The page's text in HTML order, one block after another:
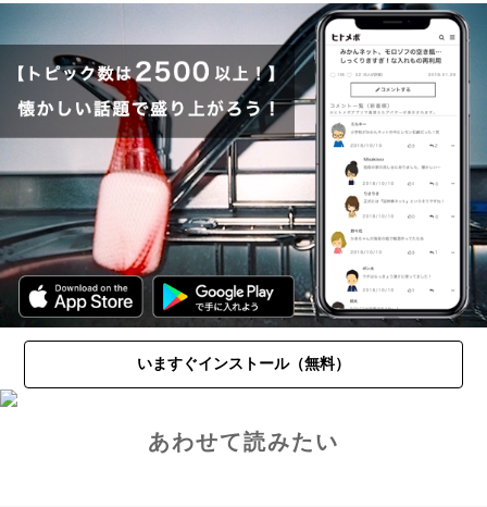
いますぐインストール（無料）
あわせて読みたい